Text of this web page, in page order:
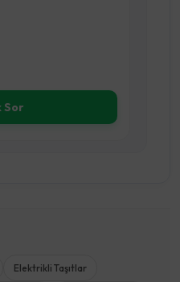
Sor
Elektrikli Taşıtlar